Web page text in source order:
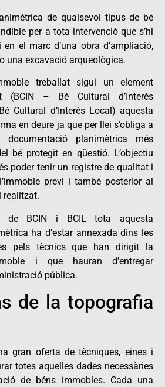
de qualsevol tipus de bé
per a tota intervenció que s’hi
el marc d’una obra d’ampliació,
una excavació arqueològica.
treballat sigui un element
(BCIN – Bé Cultural d’Interès
Cultural d’Interès Local) aquesta
en deure ja que per llei s’obliga a
planimètrica més
bé protegit en qüestió. L’objectiu
poder tenir un registre de qualitat i
previ i també posterior al
realitzat.
de BCIN i BCIL tota aquesta
ha d’estar annexada dins les
pels tècnics que han dirigit la
i que hauran d’entregar
pública.
de la topografia
gran oferta de tècniques, eines i
totes aquelles dades necessàries
de béns immobles. Cada una